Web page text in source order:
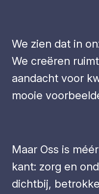
We zien dat in
We creëren
aandacht voor
mooie
Maar Oss is
kant: zorg en
dichtbij,